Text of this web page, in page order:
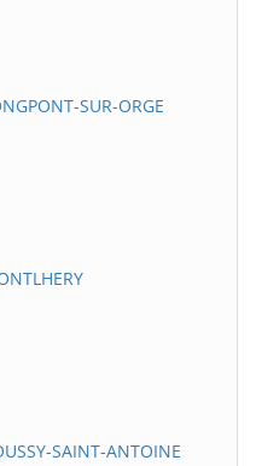
SUR-ORGE
SAINT-ANTOINE